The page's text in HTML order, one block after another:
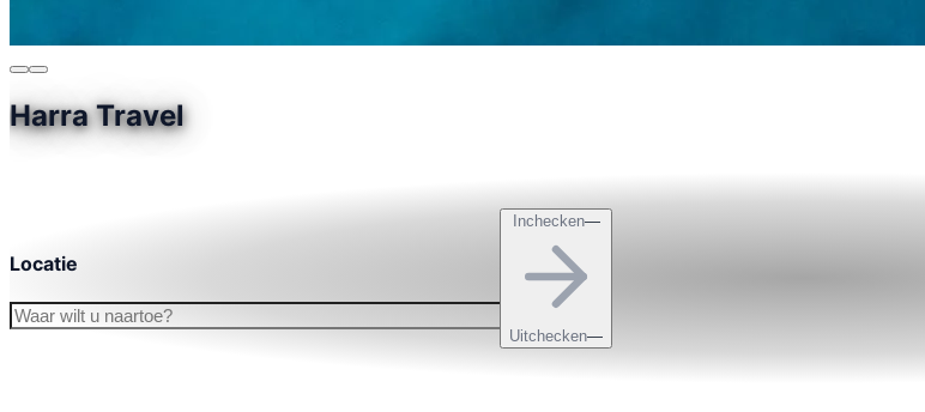
Harra Travel
Locatie
Inchecken—
Uitchecken—